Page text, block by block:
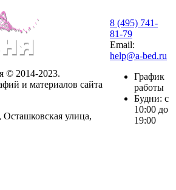
© 2014-2023.
и материалов сайта
улица,
8 (495) 741-
81-79
Email:
help@a-bed.ru
График
работы
Будни: с
10:00 до
19:00